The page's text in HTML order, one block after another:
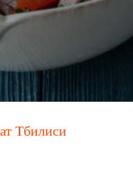
Тбилиси